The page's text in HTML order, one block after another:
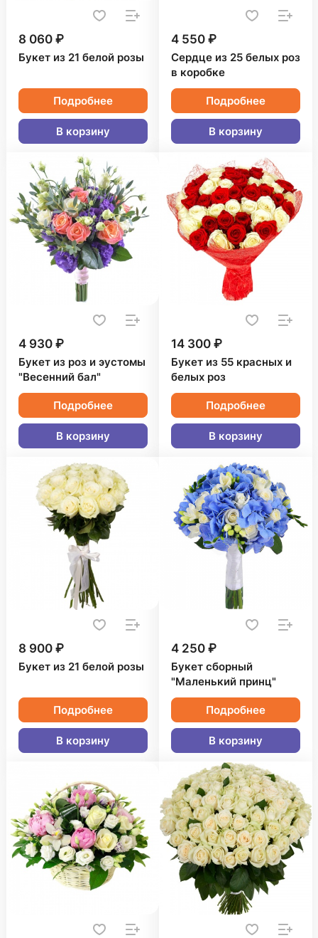
8 060 ₽
Букет из 21 белой розы
Подробнее
В корзину
4 550 ₽
Сердце из 25 белых роз
в коробке
Подробнее
В корзину
4 930 ₽
Букет из роз и эустомы
"Весенний бал"
Подробнее
В корзину
14 300 ₽
Букет из 55 красных и
белых роз
Подробнее
В корзину
8 900 ₽
Букет из 21 белой розы
Подробнее
В корзину
4 250 ₽
Букет сборный
"Маленький принц"
Подробнее
В корзину